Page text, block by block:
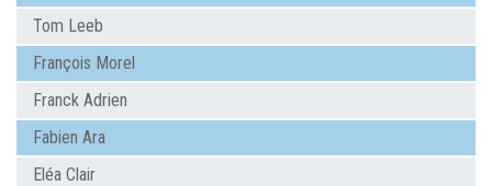
Tom Leeb
François Morel
Franck Adrien
Fabien Ara
Eléa Clair